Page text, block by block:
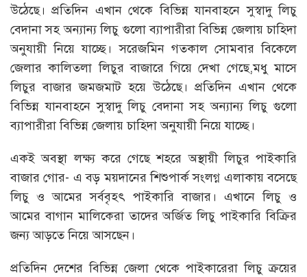
উঠেছে। প্রতিদিন এখান থেকে বিভিন্ন যানবাহনে সুস্বাদু লিচু
বেদানা সহ অন্যান্য লিচু গুলো ব্যাপারীরা বিভিন্ন জেলায় চাহিদা
অনুযায়ী নিয়ে যাচ্ছে। সরেজমিন গতকাল সোমবার বিকেলে
জেলার কালিতলা লিচুর বাজারে গিয়ে দেখা গেছে,মধু মাসে
লিচুর বাজার জমজমাট হয়ে উঠেছে। প্রতিদিন এখান থেকে
বিভিন্ন যানবাহনে সুস্বাদু লিচু বেদানা সহ অন্যান্য লিচু গুলো
ব্যাপারীরা বিভিন্ন জেলায় চাহিদা অনুযায়ী নিয়ে যাচ্ছে।
একই অবস্থা লক্ষ্য করে গেছে শহরে অস্থায়ী লিচুর পাইকারি
বাজার গোর- এ বড় ময়দানের শিশুপার্ক সংলগ্ন এলাকায় বসেছে
লিচু ও আমের সর্ববৃহৎ পাইকারি বাজার। এখানে লিচু ও
আমের বাগান মালিকেরা তাদের অর্জিত লিচু পাইকারি বিক্রির
জন্য আড়তে নিয়ে আসছেন।
প্রতিদিন দেশের বিভিন্ন জেলা থেকে পাইকারেরা লিচু ক্রয়ের